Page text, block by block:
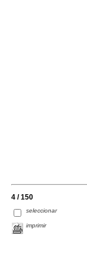
4 / 150
seleccionar
imprimir